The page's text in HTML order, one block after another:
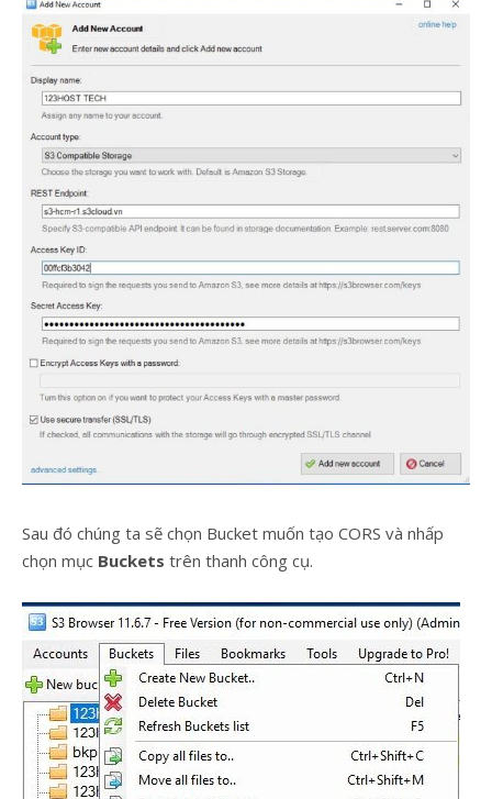
Sau đó chúng ta sẽ chọn Bucket muốn tạo CORS và nhấp
chọn mục Buckets trên thanh công cụ.